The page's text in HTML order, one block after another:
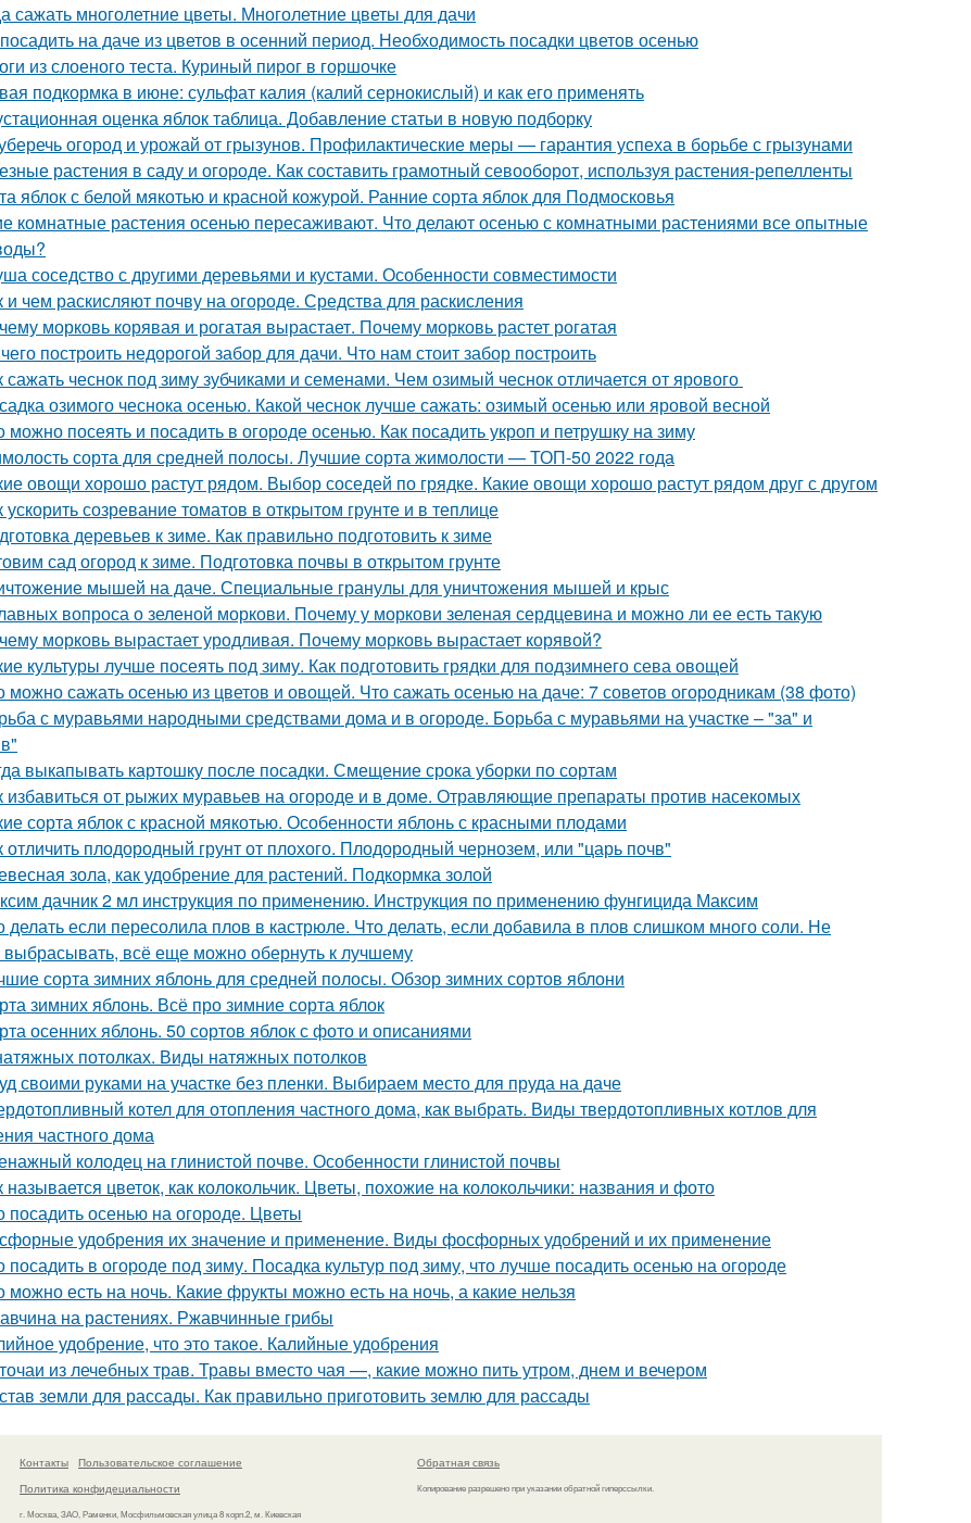
сажать многолетние цветы. Многолетние цветы для дачи
на даче из цветов в осенний период. Необходимость посадки цветов осенью
из слоеного теста. Куриный пирог в горшочке
подкормка в июне: сульфат калия (калий сернокислый) и как его применять
оценка яблок таблица. Добавление статьи в новую подборку
огород и урожай от грызунов. Профилактические меры — гарантия успеха в борьбе с грызунами
растения в саду и огороде. Как составить грамотный севооборот, используя растения-репелленты
яблок с белой мякотью и красной кожурой. Ранние сорта яблок для Подмосковья
комнатные растения осенью пересаживают. Что делают осенью с комнатными растениями все опытные
соседство с другими деревьями и кустами. Особенности совместимости
и чем раскисляют почву на огороде. Средства для раскисления
морковь корявая и рогатая вырастает. Почему морковь растет рогатая
построить недорогой забор для дачи. Что нам стоит забор построить
сажать чеснок под зиму зубчиками и семенами. Чем озимый чеснок отличается от ярового
озимого чеснока осенью. Какой чеснок лучше сажать: озимый осенью или яровой весной
можно посеять и посадить в огороде осенью. Как посадить укроп и петрушку на зиму
сорта для средней полосы. Лучшие сорта жимолости — ТОП-50 2022 года
овощи хорошо растут рядом. Выбор соседей по грядке. Какие овощи хорошо растут рядом друг с другом
ускорить созревание томатов в открытом грунте и в теплице
деревьев к зиме. Как правильно подготовить к зиме
сад огород к зиме. Подготовка почвы в открытом грунте
мышей на даче. Специальные гранулы для уничтожения мышей и крыс
вопроса о зеленой моркови. Почему у моркови зеленая сердцевина и можно ли ее есть такую
морковь вырастает уродливая. Почему морковь вырастает корявой?
культуры лучше посеять под зиму. Как подготовить грядки для подзимнего сева овощей
можно сажать осенью из цветов и овощей. Что сажать осенью на даче: 7 советов огородникам (38 фото)
с муравьями народными средствами дома и в огороде. Борьба с муравьями на участке – "за" и
выкапывать картошку после посадки. Смещение срока уборки по сортам
избавиться от рыжих муравьев на огороде и в доме. Отравляющие препараты против насекомых
сорта яблок с красной мякотью. Особенности яблонь с красными плодами
отличить плодородный грунт от плохого. Плодородный чернозем, или "царь почв"
зола, как удобрение для растений. Подкормка золой
дачник 2 мл инструкция по применению. Инструкция по применению фунгицида Максим
делать если пересолила плов в кастрюле. Что делать, если добавила в плов слишком много соли. Не
всё еще можно обернуть к лучшему
сорта зимних яблонь для средней полосы. Обзор зимних сортов яблони
зимних яблонь. Всё про зимние сорта яблок
осенних яблонь. 50 сортов яблок с фото и описаниями
потолках. Виды натяжных потолков
своими руками на участке без пленки. Выбираем место для пруда на даче
котел для отопления частного дома, как выбрать. Виды твердотопливных котлов для
частного дома
колодец на глинистой почве. Особенности глинистой почвы
называется цветок, как колокольчик. Цветы, похожие на колокольчики: названия и фото
посадить осенью на огороде. Цветы
удобрения их значение и применение. Виды фосфорных удобрений и их применение
посадить в огороде под зиму. Посадка культур под зиму, что лучше посадить осенью на огороде
можно есть на ночь. Какие фрукты можно есть на ночь, а какие нельзя
на растениях. Ржавчинные грибы
удобрение, что это такое. Калийные удобрения
из лечебных трав. Травы вместо чая —, какие можно пить утром, днем и вечером
земли для рассады. Как правильно приготовить землю для рассады
Контакты
Пользовательское соглашение
Политика конфидециальности
г. Москва, ЗАО, Раменки, Мосфильмовская улица 8 корп.2, м. Киевская
Обратная связь
Копирование разрешено при указании обратной гиперссылки.